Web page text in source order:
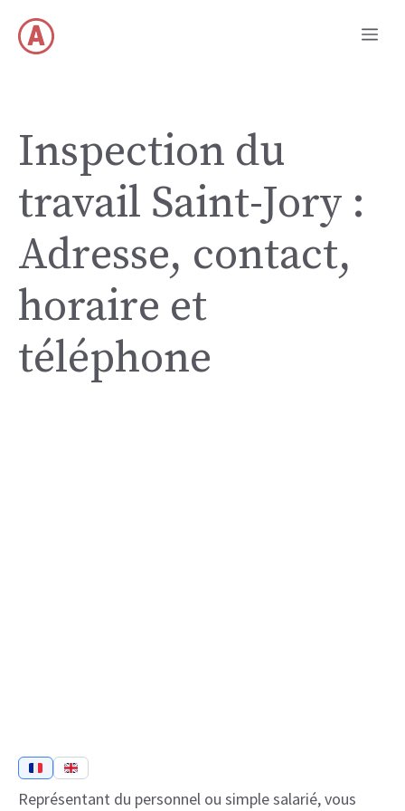
contenu
Inspection du
travail Saint-Jory :
Adresse, contact,
horaire et
téléphone
Représentant du personnel ou simple salarié, vous